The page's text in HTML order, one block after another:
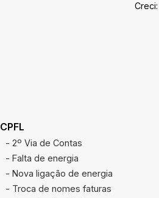
CPFL
- 2º Via de Contas
- Falta de energia
- Nova ligação de energia
- Troca de nomes faturas